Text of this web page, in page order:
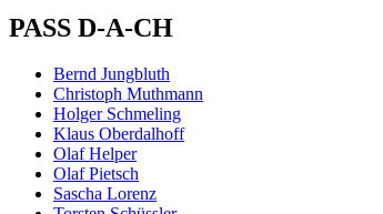
PASS D-A-CH
Bernd Jungbluth
Christoph Muthmann
Holger Schmeling
Klaus Oberdalhoff
Olaf Helper
Olaf Pietsch
Sascha Lorenz